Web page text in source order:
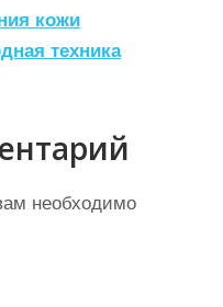
кожи
техника
необходимо